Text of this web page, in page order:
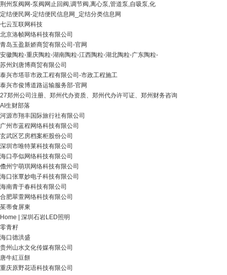
荆州泵阀网-泵阀网止回阀,调节阀,离心泵,管道泵,自吸泵,化
定结便民网-定结便民信息网_定结分类信息网
七云互联网科技
北京洛帧网络科技有限公司
青岛玉盈新娇商贸有限公司-官网
安徽陶粒-重庆陶粒-湖南陶粒-江西陶粒-湖北陶粒-广东陶粒-
苏州刘唐博商贸有限公司
泰兴市塔菲市政工程有限公司-市政工程施工
泰兴市俊博道路运输服务部-官网
27郑州公司注册、郑州代办资质、郑州代办许可证、郑州财务咨询
AI生财部落
河源市翔丰国际旅行社有限公司
广州市蓝程网络科技有限公司
玄武区艺房档案柜股份公司
深圳市唯特莱科技有限公司
海口亭似网络科技有限公司
儋州宁萌琪网络科技有限公司
海口张覃妙电子科技有限公司
海南青于春科技有限公司
合肥翠萱网络科技有限公司
茱蒂食屏東
Home | 深圳石岩LED照明
零青籽
海口德洪盛
贵州山水文化传媒有限公司
唐牛紅豆餅
重庆原野花语科技有限公司